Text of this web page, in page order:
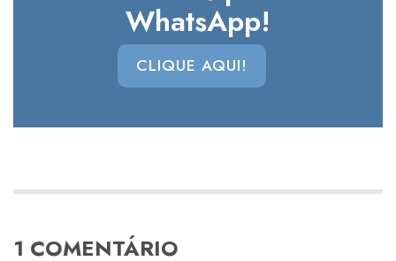
WhatsApp!
CLIQUE AQUI!
1 COMENTÁRIO